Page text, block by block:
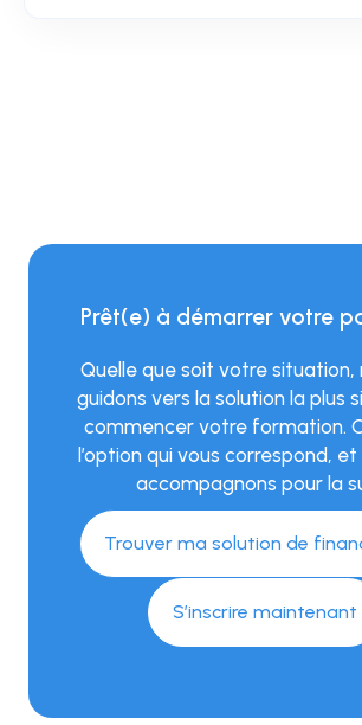
Prêt(e) à démarrer votre
Quelle que soit votre situation,
guidons vers la solution la plus
commencer votre formation.
l’option qui vous correspond,
accompagnons pour la
Trouver ma solution de
S’inscrire maintenant